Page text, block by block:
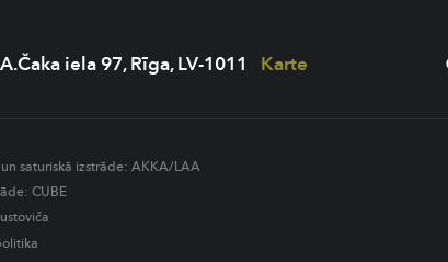
A.Čaka iela 97, Rīga, LV-1011 Karte
saturiskā izstrāde: AKKA/LAA
CUBE